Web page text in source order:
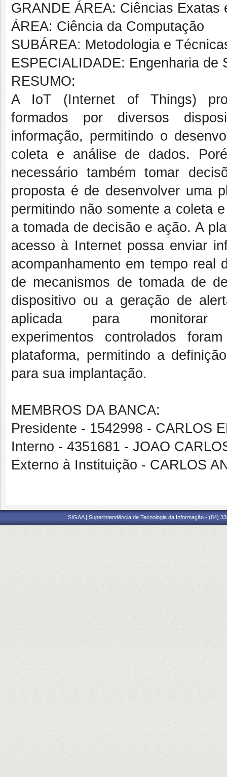
GRANDE ÁREA: Ciências Exatas
ÁREA: Ciência da Computação
SUBÁREA: Metodologia e
ESPECIALIDADE: Engenharia de
RESUMO:
A IoT (Internet of Things)
formados por diversos
informação, permitindo o
coleta e análise de dados.
necessário também tomar
proposta é de desenvolver uma
permitindo não somente a coleta
a tomada de decisão e ação. A
acesso à Internet possa enviar
acompanhamento em tempo real
de mecanismos de tomada de
dispositivo ou a geração de
aplicada para
experimentos controlados
plataforma, permitindo a
para sua implantação.
MEMBROS DA BANCA:
Presidente - 1542998 - CARLOS
Interno - 4351681 - JOAO
Externo à Instituição - CARLOS
SIGAA | Superintendência de Tecnologia da Informação - (84)